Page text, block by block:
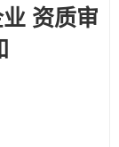
资质审